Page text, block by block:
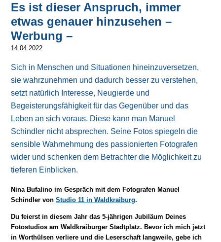
Es ist dieser Anspruch, immer
etwas genauer hinzusehen –
Werbung –
14.04.2022
Sich in Menschen und Situationen hineinzuversetzen,
sie wahrzunehmen und dadurch besser zu verstehen,
setzt natürlich Interesse, Neugierde und
Begeisterungsfähigkeit für das Gegenüber und das
Leben an sich voraus. Diese kann man Manuel
Schindler nicht absprechen. Seine Fotos spiegeln die
sensible Wahrnehmung des passionierten Fotografen
wider und schenken dem Betrachter die Möglichkeit zu
tieferen Einblicken.
Nina Bufalino im Gespräch mit dem Fotografen Manuel
Schindler vonStudio 11 in Waldkraiburg.
Du feierst in diesem Jahr das 5-jährigen Jubiläum Deines
Fotostudios am Waldkraiburger Stadtplatz. Bevor ich mich jetzt
in Worthülsen verliere und die Leserschaft langweile, gebe ich